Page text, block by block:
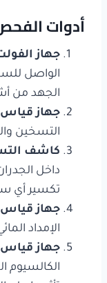
أدوات
جهاز
الواصل
الجهد من
جهاز قياس
التسخين
كاشف
داخل
تكسير أي
جهاز
الإمداد
جهاز
الكالسيوم